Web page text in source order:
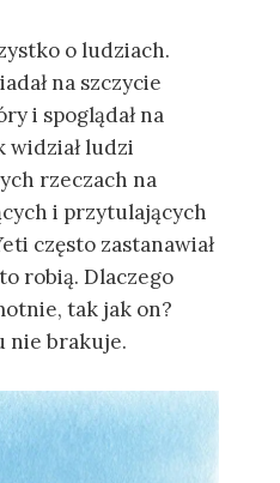
o ludziach.
na szczycie
i spoglądał na
widział ludzi
rzeczach na
i przytulających
często zastanawiał
robią. Dlaczego
tak jak on?
nie brakuje.